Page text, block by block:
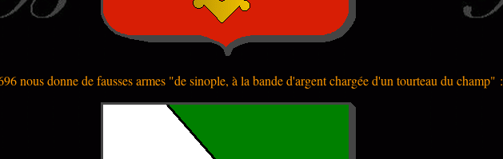
nous donne de fausses armes "de sinople, à la bande d'argent chargée d'un tourteau du champ" :